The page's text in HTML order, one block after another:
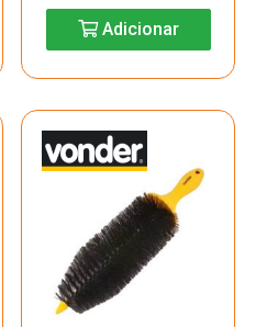
Adicionar